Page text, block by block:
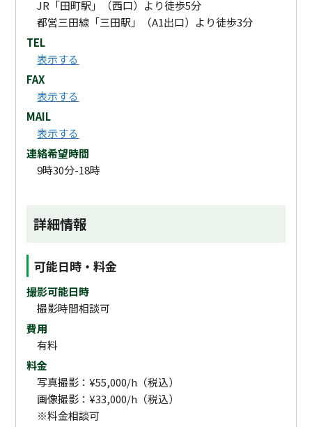
JR「田町駅」（西口）より徒歩5分
都営三田線「三田駅」（A1出口）より徒歩3分
TEL
表示する
FAX
表示する
MAIL
表示する
連絡希望時間
9時30分-18時
詳細情報
可能日時・料金
撮影可能日時
撮影時間相談可
費用
有料
料金
写真撮影：¥55,000/h（税込）
画像撮影：¥33,000/h（税込）
※料金相談可